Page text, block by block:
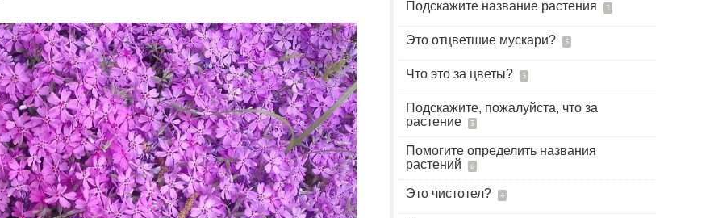
Подскажите название растения 2
Это отцветшие мускари? 5
Что это за цветы? 3
Подскажите, пожалуйста, что за
растение
3
Помогите определить названия
растений
6
Это чистотел? 4